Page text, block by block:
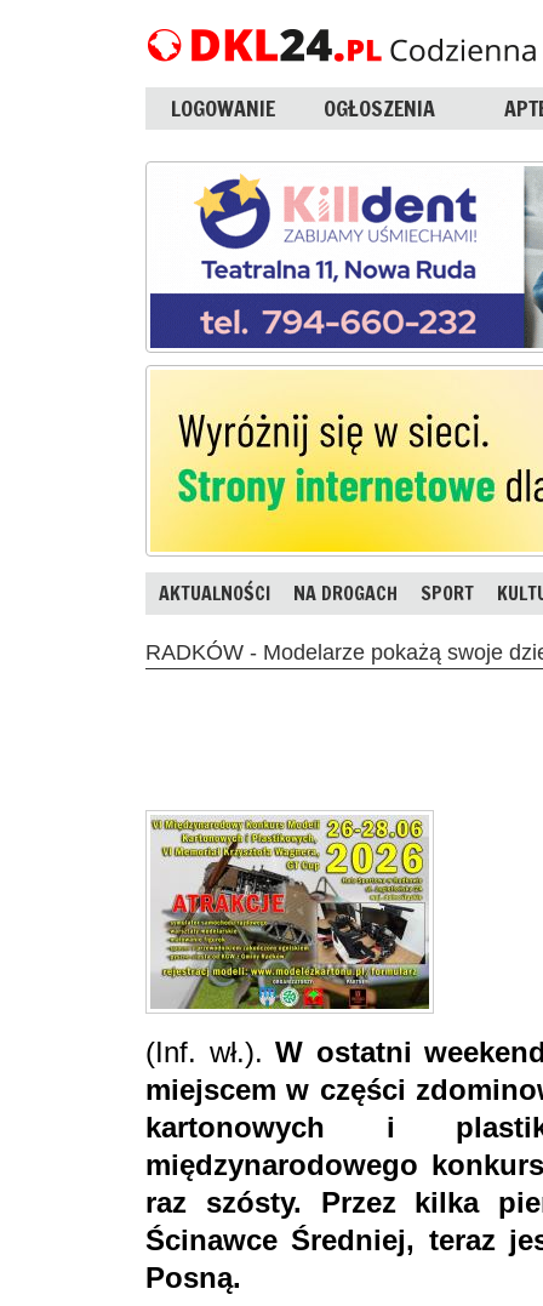
LOGOWANIE OGŁOSZENIA
AKTUALNOŚCI NA DROGACH SPORT
RADKÓW - Modelarze pokażą swoje
(Inf. wł.).W ostatni
miejscem w części
kartonowych i
międzynarodowego
raz szósty. Przez kilka
Ścinawce Średniej, teraz
Posną.